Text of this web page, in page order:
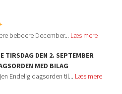
beboere December... Læs mere
TIRSDAG DEN 2. SEPTEMBER
MED BILAG
Endelig dagsorden til... Læs mere